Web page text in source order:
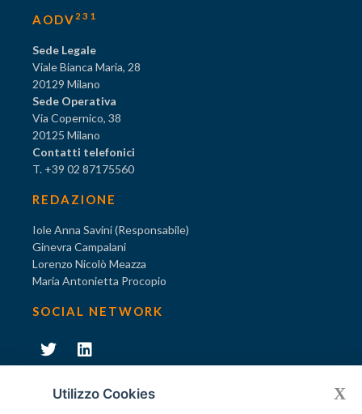
AODV 231
Sede Legale
Viale Bianca Maria, 28
20129 Milano
Sede Operativa
Via Copernico, 38
20125 Milano
Contatti telefonici
T. +39 02 87175560
REDAZIONE
Iole Anna Savini (Responsabile)
Ginevra Campalani
Lorenzo Nicolò Meazza
Maria Antonietta Procopio
SOCIAL NETWORK
Diventa socio di AODV
Utilizzo Cookies X